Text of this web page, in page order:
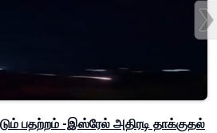
பதற்றம் -இஸ்ரேல் அதிரடி தாக்குதல்